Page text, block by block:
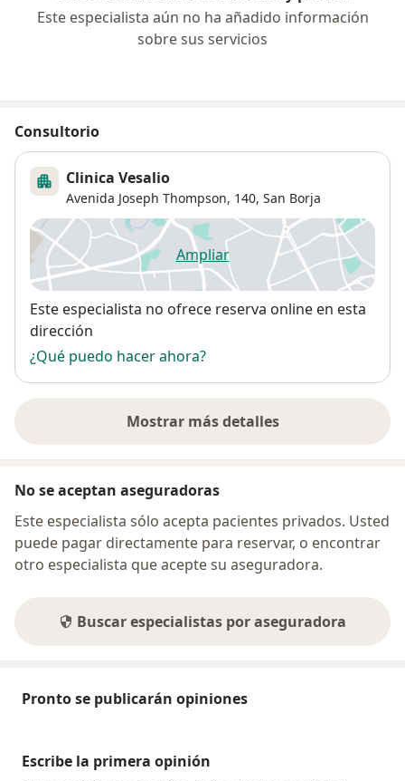
Este especialista aún no ha añadido información
sobre sus servicios
Consultorio
Clinica Vesalio
Avenida Joseph Thompson, 140, San Borja
Ampliarse abre en una nueva
Disponibilidad
Este especialista no ofrece reserva online en esta
dirección
¿Qué puedo hacer ahora?
Mostrar más detalles
sobre la dirección
No se aceptan aseguradoras
Este especialista sólo acepta pacientes privados. Usted
puede pagar directamente para reservar, o encontrar
otro especialista que acepte su aseguradora.
Buscar especialistas por aseguradora
Pronto se publicarán opiniones
Escribe la primera opinión